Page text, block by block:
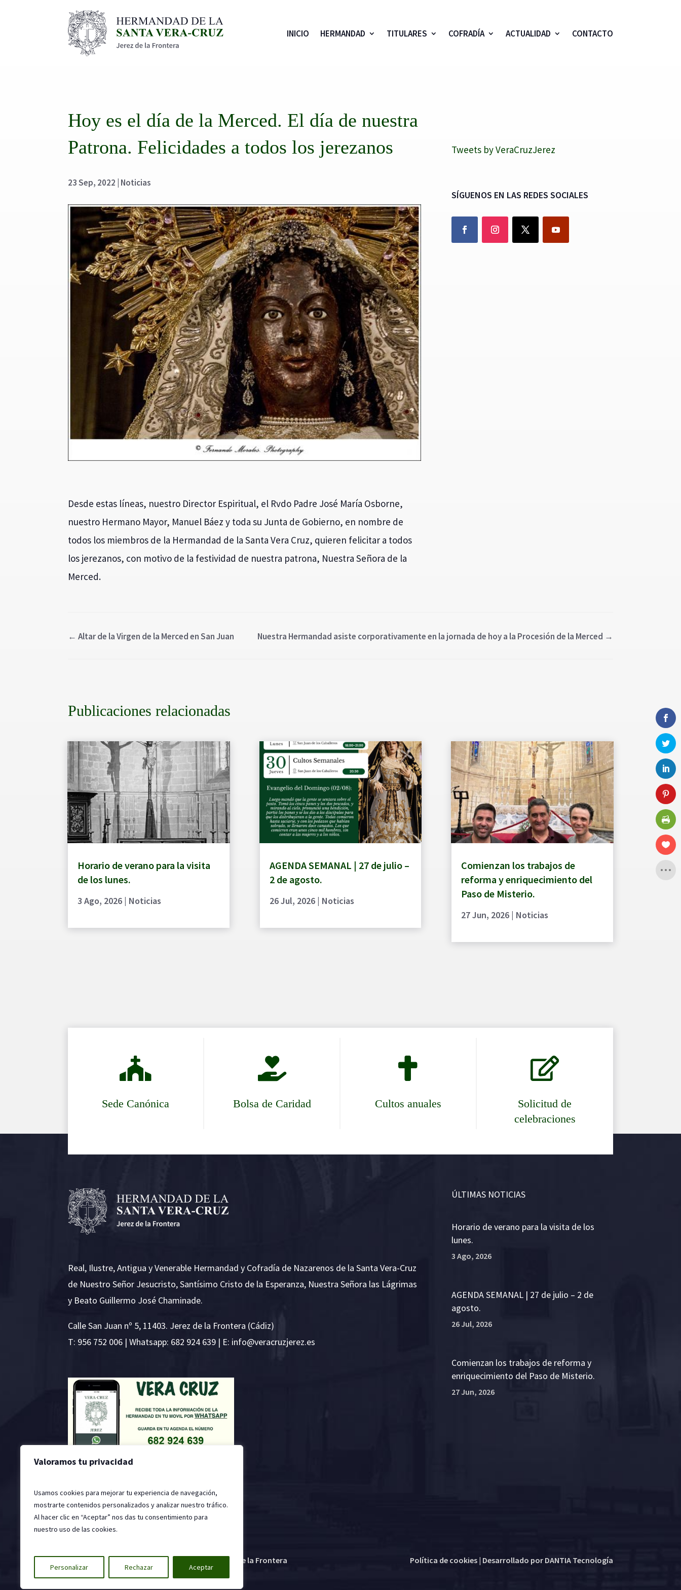
Valoramos tu privacidad
Usamos cookies para mejorar tu experiencia de navegación,
mostrarte contenidos personalizados y analizar nuestro tráfico.
Al hacer clic en “Aceptar” nos das tu consentimiento para
nuestro uso de las cookies.
Personalizar Rechazar Aceptar
INICIO HERMANDAD TITULARES COFRADÍA ACTUALIDAD CONTACTO
Hoy es el día de la Merced. El día de nuestra
Patrona. Felicidades a todos los jerezanos
23 Sep, 2022 Noticias
Desde estas líneas, nuestro Director Espiritual, el Rvdo Padre José María Osborne,
nuestro Hermano Mayor, Manuel Báez y toda su Junta de Gobierno, en nombre de
todos los miembros de la Hermandad de la Santa Vera Cruz, quieren felicitar a todos
los jerezanos, con motivo de la festividad de nuestra patrona, Nuestra Señora de la
Merced.
Tweets by VeraCruzJerez
SÍGUENOS EN LAS REDES SOCIALES
←Altar de la Virgen de la Merced en San Juan Nuestra Hermandad asiste corporativamente en la jornada de hoy a la Procesión de la Merced →
Publicaciones relacionadas
Horario de verano para la visita
de los lunes.
3 Ago, 2026 | Noticias
AGENDA SEMANAL | 27 de julio –
2 de agosto.
26 Jul, 2026| Noticias
Comienzan los trabajos de
reforma y enriquecimiento del
Paso de Misterio.
27 Jun, 2026| Noticias

Sede Canónica

Bolsa de Caridad

Cultos anuales

Solicitud de
celebraciones
Real, Ilustre, Antigua y Venerable Hermandad y Cofradía de Nazarenos de la Santa Vera-Cruz
de Nuestro Señor Jesucristo, Santísimo Cristo de la Esperanza, Nuestra Señora las Lágrimas
y Beato Guillermo José Chaminade.
Calle San Juan nº 5, 11403. Jerez de la Frontera (Cádiz)
T: 956 752 006 | Whatsapp: 682 924 639 | E: se.ze
rejzu
rcare
v@ofn
i
ÚLTIMAS NOTICIAS
Horario de verano para la visita de los
lunes.
3 Ago, 2026
AGENDA SEMANAL | 27 de julio – 2 de
agosto.
26 Jul, 2026
Comienzan los trabajos de reforma y
enriquecimiento del Paso de Misterio.
27 Jun, 2026
2022 © Hermandad de la Santa Vera Cruz, Jerez de la Frontera Política de cookies| Desarrollado por DANTIA Tecnología